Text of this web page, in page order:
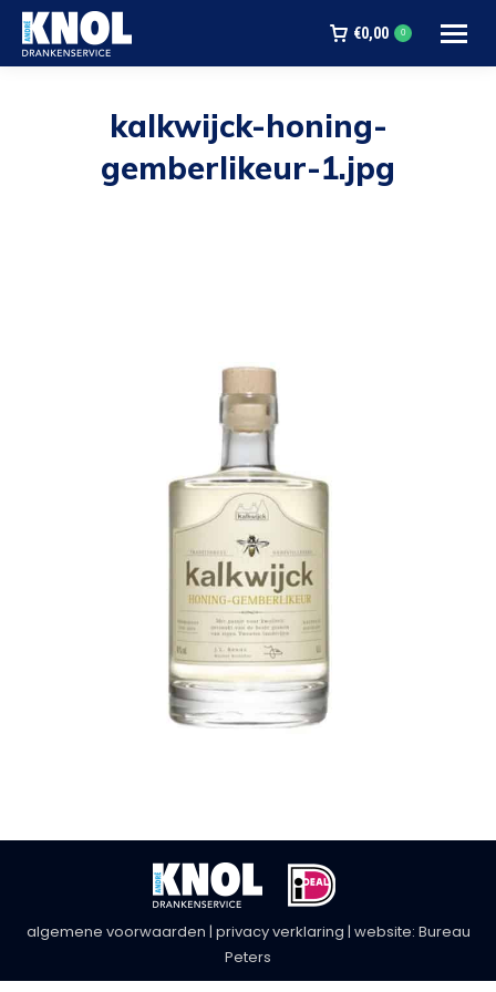
€0,00 0
kalkwijck-honing-
gemberlikeur-1.jpg
algemene voorwaarden | privacy verklaring | website: Bureau
Peters